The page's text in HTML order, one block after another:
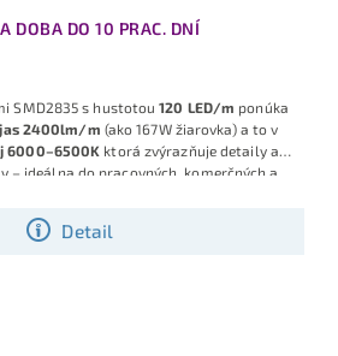
DOBA DO 10 PRAC. DNÍ
Detail
SMD2835 s hustotou120 LED/m ponúka
2400lm/m (ako 167W žiarovka) a to v
6000–6500K ktorá zvýrazňuje detaily a
– ideálna do pracovných, komerčných a
s KLIK pripojením, krytím IP65 a napájaním
svetelné línie až do 50m v jednom kuse